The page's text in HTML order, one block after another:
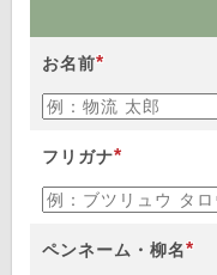
お名前*
フリガナ*
ペンネーム・柳名*